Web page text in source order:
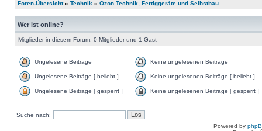
Foren-Übersicht» Technik » Ozon Technik, Fertiggeräte und Selbstbau
Wer ist online?
Mitglieder in diesem Forum: 0 Mitglieder und 1 Gast
Ungelesene Beiträge Keine ungelesenen Beiträge
Ungelesene Beiträge [ beliebt ] Keine ungelesenen Beiträge [ beliebt ]
Ungelesene Beiträge [ gesperrt ] Keine ungelesenen Beiträge [ gesperrt ]
Suche nach:
Powered by